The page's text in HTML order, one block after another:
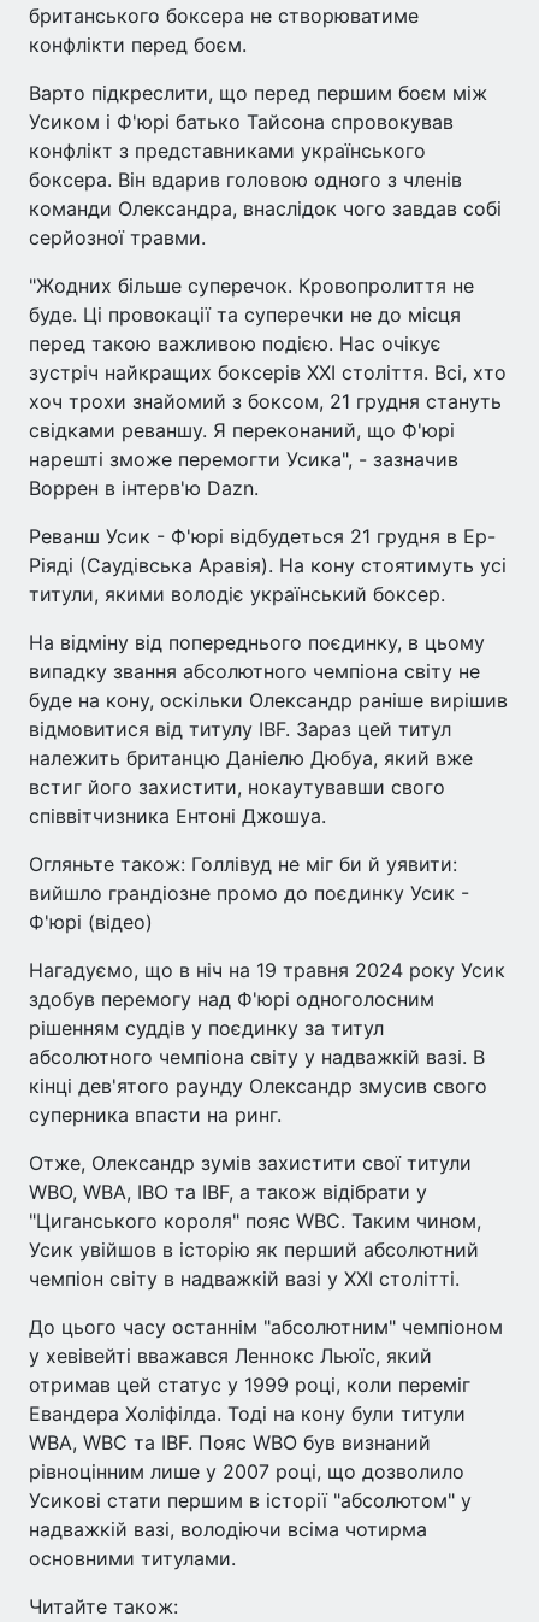
британського боксера не створюватиме
конфлікти перед боєм.
Варто підкреслити, що перед першим боєм між
Усиком і Ф'юрі батько Тайсона спровокував
конфлікт з представниками українського
боксера. Він вдарив головою одного з членів
команди Олександра, внаслідок чого завдав собі
серйозної травми.
"Жодних більше суперечок. Кровопролиття не
буде. Ці провокації та суперечки не до місця
перед такою важливою подією. Нас очікує
зустріч найкращих боксерів XXI століття. Всі, хто
хоч трохи знайомий з боксом, 21 грудня стануть
свідками реваншу. Я переконаний, що Ф'юрі
нарешті зможе перемогти Усика", - зазначив
Воррен в інтерв'ю Dazn.
Реванш Усик - Ф'юрі відбудеться 21 грудня в Ер-
Ріяді (Саудівська Аравія). На кону стоятимуть усі
титули, якими володіє український боксер.
На відміну від попереднього поєдинку, в цьому
випадку звання абсолютного чемпіона світу не
буде на кону, оскільки Олександр раніше вирішив
відмовитися від титулу IBF. Зараз цей титул
належить британцю Даніелю Дюбуа, який вже
встиг його захистити, нокаутувавши свого
співвітчизника Ентоні Джошуа.
Огляньте також: Голлівуд не міг би й уявити:
вийшло грандіозне промо до поєдинку Усик -
Ф'юрі (відео)
Нагадуємо, що в ніч на 19 травня 2024 року Усик
здобув перемогу над Ф'юрі одноголосним
рішенням суддів у поєдинку за титул
абсолютного чемпіона світу у надважкій вазі. В
кінці дев'ятого раунду Олександр змусив свого
суперника впасти на ринг.
Отже, Олександр зумів захистити свої титули
WBO, WBA, IBO та IBF, а також відібрати у
"Циганського короля" пояс WBC. Таким чином,
Усик увійшов в історію як перший абсолютний
чемпіон світу в надважкій вазі у XXI столітті.
До цього часу останнім "абсолютним" чемпіоном
у хевівейті вважався Леннокс Льюїс, який
отримав цей статус у 1999 році, коли переміг
Евандера Холіфілда. Тоді на кону були титули
WBA, WBC та IBF. Пояс WBO був визнаний
рівноцінним лише у 2007 році, що дозволило
Усикові стати першим в історії "абсолютом" у
надважкій вазі, володіючи всіма чотирма
основними титулами.
Читайте також: